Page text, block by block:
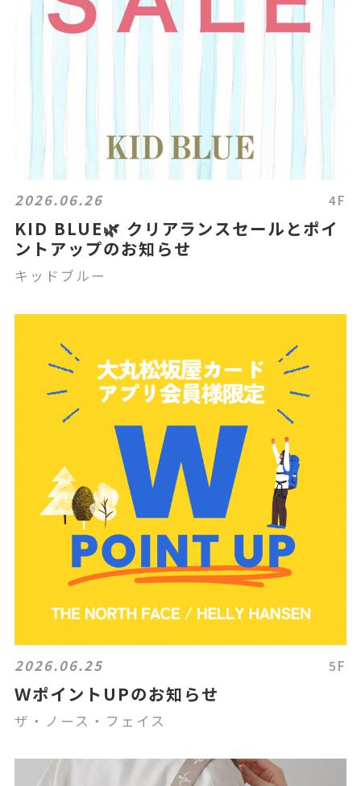
2026.06.26 4F
KID BLUE🌿 クリアランスセールとポイ
ントアップのお知らせ
キッドブルー
2026.06.25 5F
ＷポイントUPのお知らせ
ザ・ノース・フェイス